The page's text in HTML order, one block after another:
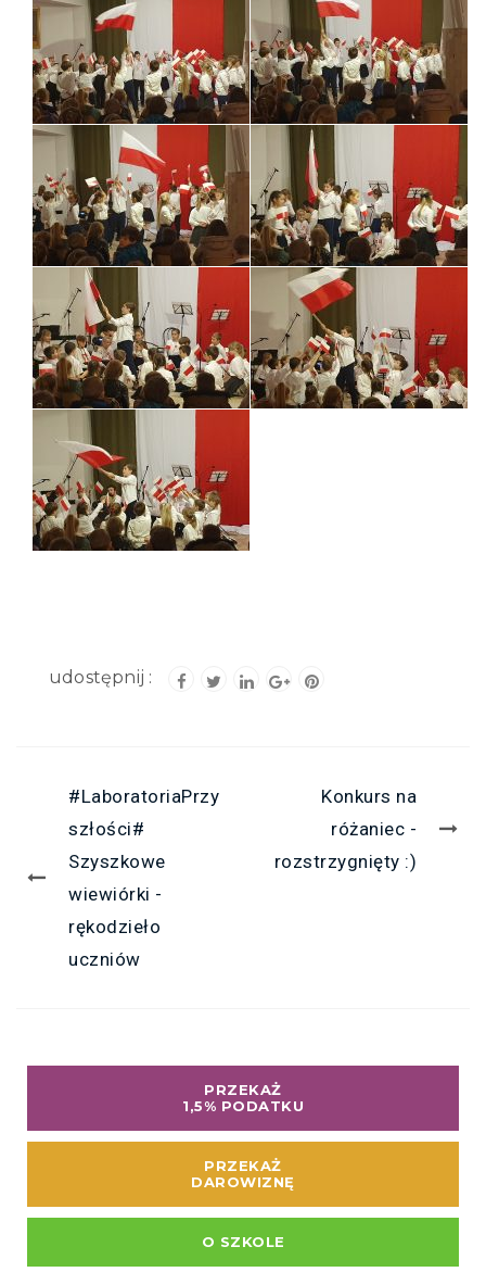
#LaboratoriaPrzy
szłości#
Szyszkowe
wiewiórki -
rękodzieło
uczniów
Konkurs na
różaniec -
rozstrzygnięty :)
PRZEKAŻ
1,5% PODATKU
PRZEKAŻ
DAROWIZNĘ
O SZKOLE